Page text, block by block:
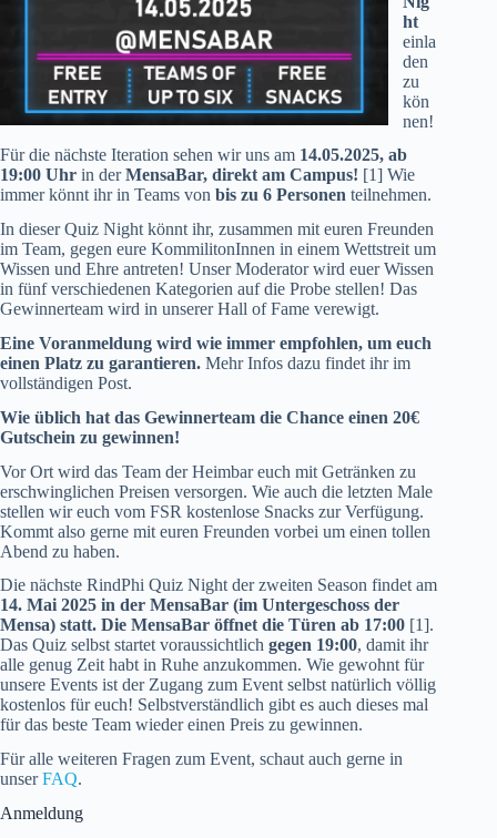
ht
einla
den
zu
kön
nen!
Für die nächste Iteration sehen wir uns am 14.05.2025, ab
19:00 Uhr in derMensaBar, direkt am Campus! [1] Wie
immer könnt ihr in Teams von bis zu 6 Personen teilnehmen.
In dieser Quiz Night könnt ihr, zusammen mit euren Freunden
im Team, gegen eure KommilitonInnen in einem Wettstreit um
Wissen und Ehre antreten! Unser Moderator wird euer Wissen
in fünf verschiedenen Kategorien auf die Probe stellen! Das
Gewinnerteam wird in unserer Hall of Fame verewigt.
Eine Voranmeldung wird wie immer empfohlen, um euch
einen Platz zu garantieren. Mehr Infos dazu findet ihr im
vollständigen Post.
Wie üblich hat das Gewinnerteam die Chance einen 20€
Gutschein zu gewinnen!
Vor Ort wird das Team der Heimbar euch mit Getränken zu
erschwinglichen Preisen versorgen. Wie auch die letzten Male
stellen wir euch vom FSR kostenlose Snacks zur Verfügung.
Kommt also gerne mit euren Freunden vorbei um einen tollen
Abend zu haben.
Die nächste RindPhi Quiz Night der zweiten Season findet am
14. Mai 2025 in der MensaBar (im Untergeschoss der
Mensa) statt. Die MensaBar öffnet die Türen ab 17:00 [1].
Das Quiz selbst startet voraussichtlich gegen 19:00, damit ihr
alle genug Zeit habt in Ruhe anzukommen. Wie gewohnt für
unsere Events ist der Zugang zum Event selbst natürlich völlig
kostenlos für euch! Selbstverständlich gibt es auch dieses mal
für das beste Team wieder einen Preis zu gewinnen.
Für alle weiteren Fragen zum Event, schaut auch gerne in
unserFAQ.
Anmeldung